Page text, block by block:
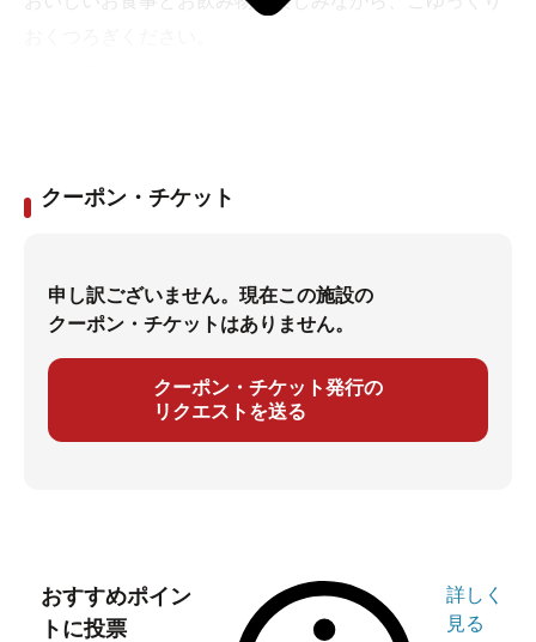
お風呂の後はカフェでまったりとしたリラックスタイム
にお声掛けください。
クーポン・チケット
申し訳ございません。現在この施設の
クーポン・チケットはありません。
クーポン・チケット発行の
リクエストを送る
おすすめポイン
トに投票
詳しく
見る